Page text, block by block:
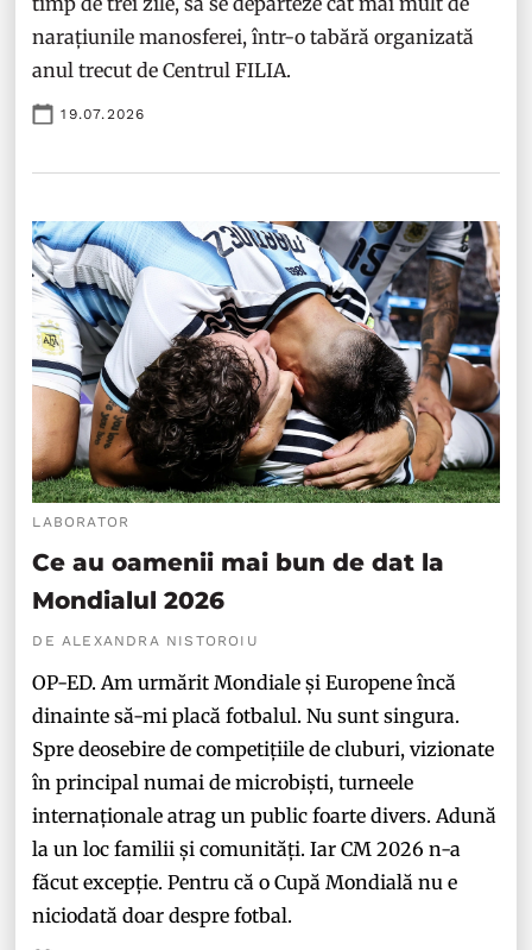
narațiunile manosferei, într-o tabără organizată
anul trecut de Centrul FILIA.
19.07.2026
LABORATOR
Ce au oamenii mai bun de dat la
Mondialul 2026
DE ALEXANDRA NISTOROIU
OP-ED. Am urmărit Mondiale și Europene încă
dinainte să-mi placă fotbalul. Nu sunt singura.
Spre deosebire de competițiile de cluburi, vizionate
în principal numai de microbiști, turneele
internaționale atrag un public foarte divers. Adună
la un loc familii și comunități. Iar CM 2026 n-a
făcut excepție. Pentru că o Cupă Mondială nu e
niciodată doar despre fotbal.